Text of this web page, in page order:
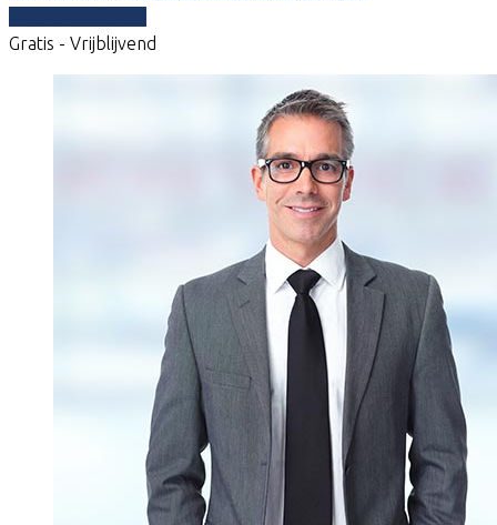
Gratis - Vrijblijvend